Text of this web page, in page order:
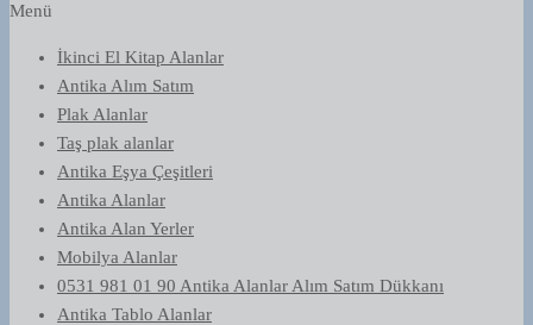
Menü
İkinci El Kitap Alanlar
Antika Alım Satım
Plak Alanlar
Taş plak alanlar
Antika Eşya Çeşitleri
Antika Alanlar
Antika Alan Yerler
Mobilya Alanlar
0531 981 01 90 Antika Alanlar Alım Satım Dükkanı
Antika Tablo Alanlar